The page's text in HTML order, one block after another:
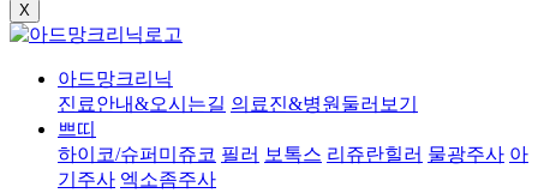
X
아드망크리닉
진료안내&오시는길 의료진&병원둘러보기
쁘띠
하이코/슈퍼미쥬코 필러 보톡스 리쥬란힐러 물광주사 아
기주사 엑소좀주사